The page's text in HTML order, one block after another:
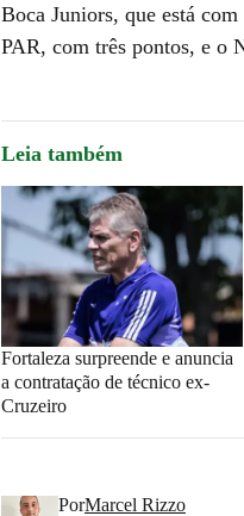
Boca Juniors, que está
PAR, com três pontos, e o
Leia também
Fortaleza surpreende e anuncia
a contratação de técnico ex-
Cruzeiro
PorMarcel Rizzo